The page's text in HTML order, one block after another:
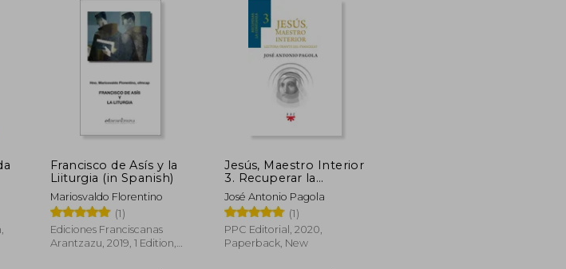
NT$ 666 NT$ 1,218
Francisco de Asís y la
Liiturgia (in Spanish)
Mariosvaldo Florentino
(1)
Ediciones Franciscanas
Arantzazu, 2019, 1 Edition,
Jesús, Maestro Interior
3. Recuperar la
Confianza (in Spanish)
José Antonio Pagola
(1)
PPC Editorial, 2020,
Paperback, New